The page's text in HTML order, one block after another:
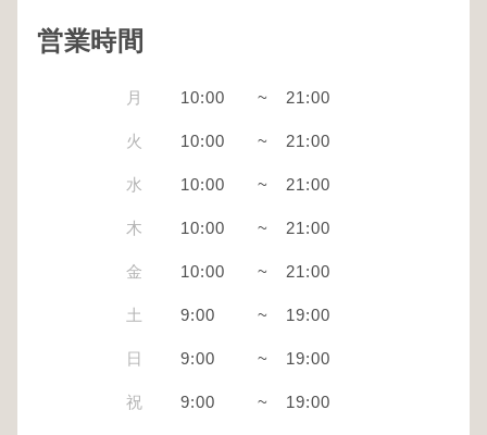
営業時間
月 10:00 ~ 21:00
火 10:00 ~ 21:00
水 10:00 ~ 21:00
木 10:00 ~ 21:00
金 10:00 ~ 21:00
土 9:00 ~ 19:00
日 9:00 ~ 19:00
祝 9:00 ~ 19:00